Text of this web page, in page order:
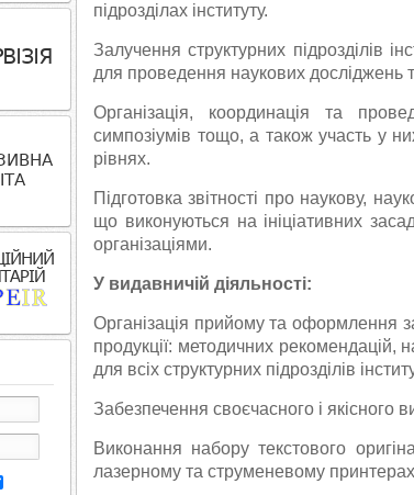
підрозділах інституту.
Залучення структурних підрозділів
для проведення наукових досліджень
Організація, координація та
симпозіумів тощо, а також участь у
рівнях.
Підготовка звітності про наукову,
що виконуються на ініціативних
організаціями.
У видавничій діяльності:
Організація прийому та оформлення
продукції: методичних рекомендацій,
для всіх структурних підрозділів
Забезпечення своєчасного і
Виконання набору текстового
лазерному та струменевому